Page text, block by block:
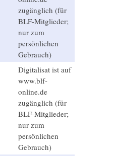
zugänglich (für
BLF-Mitglieder;
nur zum
persönlichen
Gebrauch)
Digitalisat ist auf
www.blf-
online.de
zugänglich (für
BLF-Mitglieder;
nur zum
persönlichen
Gebrauch)